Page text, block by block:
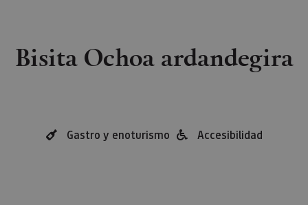
Bisita Ochoa ardandegira
Gastro y enoturismo Accesibilidad